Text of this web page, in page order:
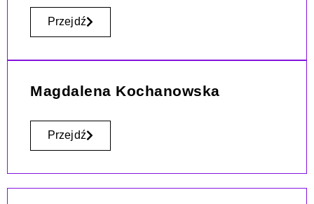
Przejdź
Magdalena Kochanowska
Przejdź